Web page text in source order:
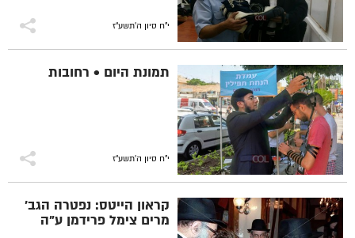
י"ח סיון ה׳תשע״ז
תמונת היום • רחובות
י"ח סיון ה׳תשע״ז
קראון הייטס: נפטרה הגב'
מרים צימל פרידמן ע"ה